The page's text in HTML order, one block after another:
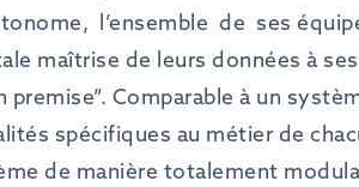
l’ensemble de ses
maîtrise de leurs données à
Comparable à un
spécifiques au métier de
de manière totalement